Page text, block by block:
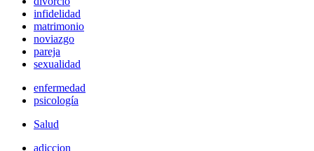
infidelidad
matrimonio
noviazgo
pareja
sexualidad
enfermedad
psicología
Salud
adiccion